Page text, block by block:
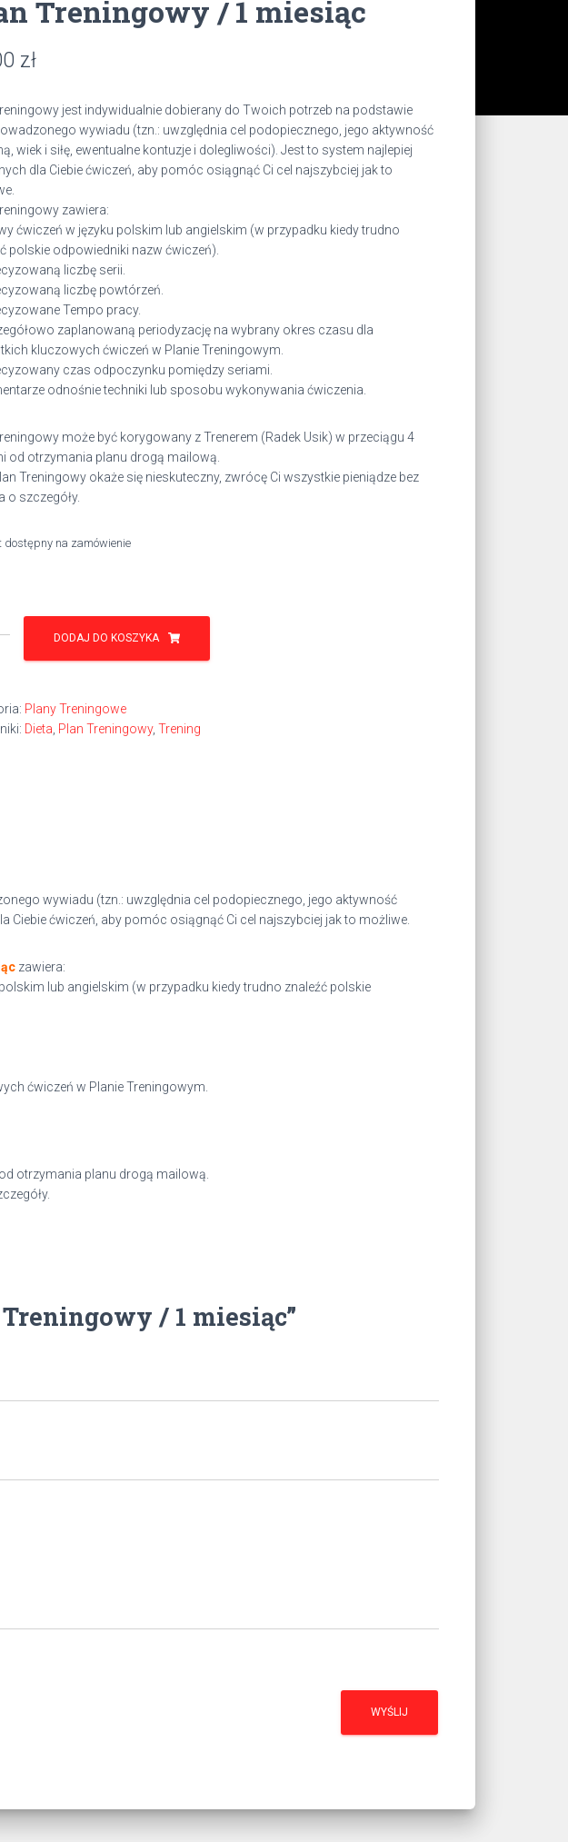
Treningowy / 1 miesiąc
zł
jest indywidualnie dobierany do Twoich potrzeb na podstawie
wywiadu (tzn.: uwzględnia cel podopiecznego, jego aktywność
wiek i siłę, ewentualne kontuzje i dolegliwości). Jest to system najlepiej
dla Ciebie ćwiczeń, aby pomóc osiągnąć Ci cel najszybciej jak to
zawiera:
ćwiczeń w języku polskim lub angielskim (w przypadku kiedy trudno
polskie odpowiedniki nazw ćwiczeń).
liczbę serii.
liczbę powtórzeń.
Tempo pracy.
zaplanowaną periodyzację na wybrany okres czasu dla
kluczowych ćwiczeń w Planie Treningowym.
czas odpoczynku pomiędzy seriami.
odnośnie techniki lub sposobu wykonywania ćwiczenia.
może być korygowany z Trenerem (Radek Usik) w przeciągu 4
od otrzymania planu drogą mailową.
Treningowy okaże się nieskuteczny, zwrócę Ci wszystkie pieniądze bez
o szczegóły.
dostępny na zamówienie
DODAJ DO KOSZYKA
Plany Treningowe
Dieta Plan Treningowy, Trening
wywiadu (tzn.: uwzględnia cel podopiecznego, jego aktywność
Ciebie ćwiczeń, aby pomóc osiągnąć Ci cel najszybciej jak to możliwe.
zawiera:
lub angielskim (w przypadku kiedy trudno znaleźć polskie
ćwiczeń w Planie Treningowym.
otrzymania planu drogą mailową.
/ 1 miesiąc”